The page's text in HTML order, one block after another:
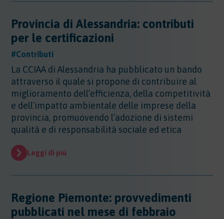
Provincia di Alessandria: contributi
per le certificazioni
#Contributi
La CCIAA di Alessandria ha pubblicato un bando
attraverso il quale si propone di contribuire al
miglioramento dell’efficienza, della competitività
e dell’impatto ambientale delle imprese della
provincia, promuovendo l’adozione di sistemi
qualità e di responsabilità sociale ed etica
Leggi di più
Regione Piemonte: provvedimenti
pubblicati nel mese di febbraio